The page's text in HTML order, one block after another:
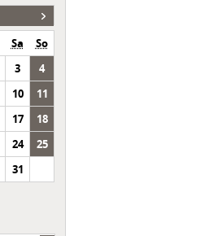
Sa
So
3
4
10
11
17
18
24
25
31